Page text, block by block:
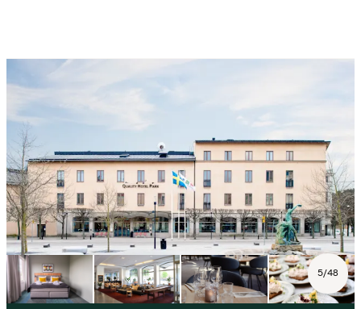
5/48